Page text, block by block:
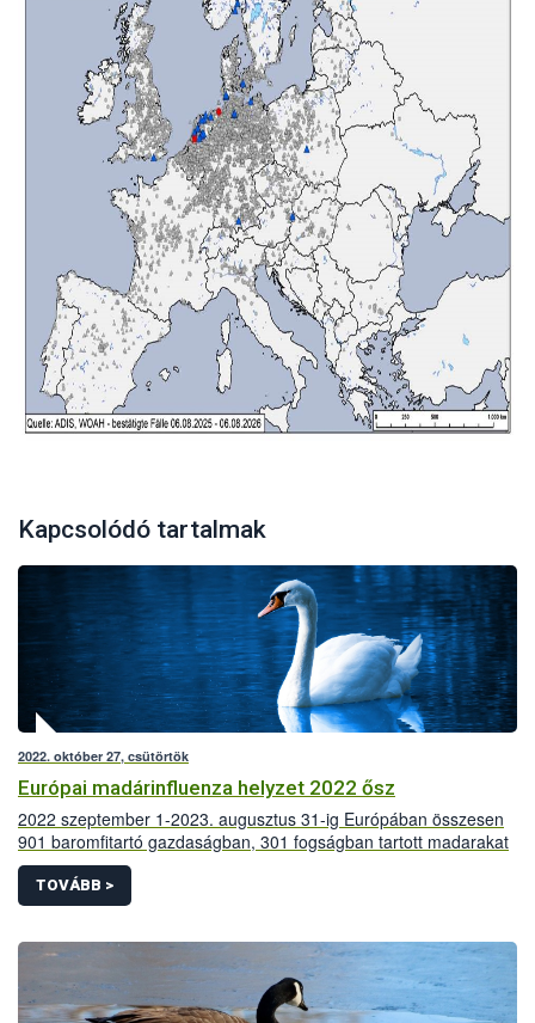
Kapcsolódó tartalmak
2022. október 27, csütörtök
Európai madárinfluenza helyzet 2022 ősz
2022 szeptember 1-2023. augusztus 31-ig Európában összesen
901 baromfitartó gazdaságban, 301 fogságban tartott madarakat
tartó intézményben és 19.021 vadmadárban mutatták ki a
szakemberek a magas patogenitású madárinfluenza vírusát.
TOVÁBB >